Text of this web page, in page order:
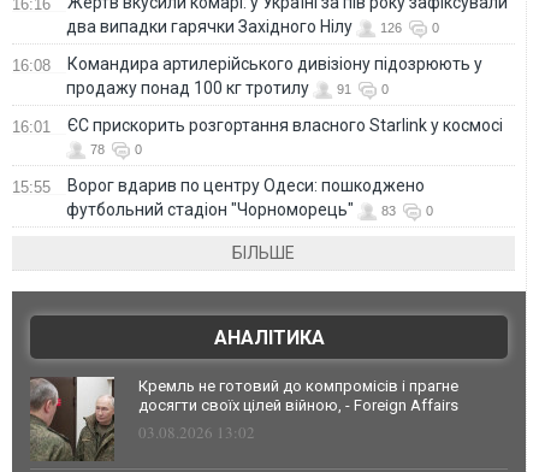
16:16
два випадки гарячки Західного Нілу
126 0
16:08
Командира артилерійського дивізіону підозрюють у
продажу понад 100 кг тротилу
91 0
16:01 ЄС прискорить розгортання власного Starlink у космосі
78 0
15:55
Ворог вдарив по центру Одеси: пошкоджено
футбольний стадіон "Чорноморець"
83 0
БІЛЬШЕ
АНАЛІТИКА
Кремль не готовий до компромісів і прагне
досягти своїх цілей війною, - Foreign Affairs
03.08.2026 13:02